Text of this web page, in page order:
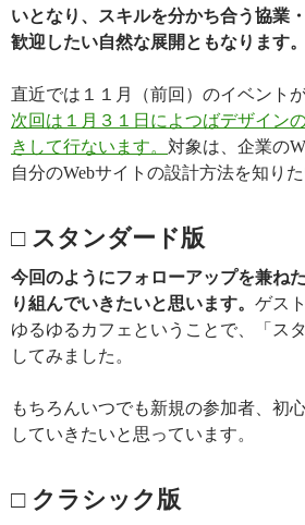
いとなり、スキルを分かち合う協業
歓迎したい自然な展開ともなります。
直近では１１月（前回）のイベント
次回は１月３１日によつばデザイン
きして行ないます。 対象は、企業の
自分のWebサイトの設計方法を知りた
□ スタンダード版
今回のようにフォローアップを兼ね
り組んでいきたいと思います。 ゲス
ゆるゆるカフェということで、「ス
してみました。
もちろんいつでも新規の参加者、初
していきたいと思っています。
□ クラシック版